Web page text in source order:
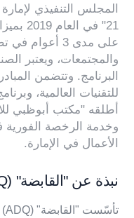
المجلس التنفيذي
على مدى 3
والمجتمعات، ويعتبر
للتقنيات العالمية،
وخدمة الرخصة
الأعمال في الإمارة.
نبذة عن "القابضة" (ADQ)